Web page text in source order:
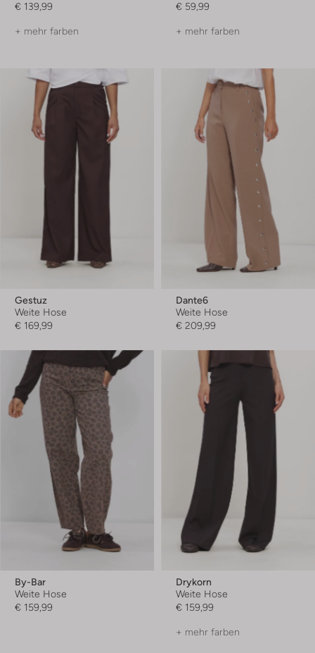
€ 139,99
+ mehr farben
€ 59,99
+ mehr farben
Gestuz
Weite Hose
€ 169,99
Dante6
Weite Hose
€ 209,99
By-Bar
Weite Hose
€ 159,99
Drykorn
Weite Hose
€ 159,99
+ mehr farben